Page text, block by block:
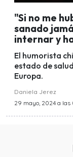
"Si no me
sanado
internar y
El humorista
estado de
Europa.
Daniela Jerez
29 mayo, 2024 a las